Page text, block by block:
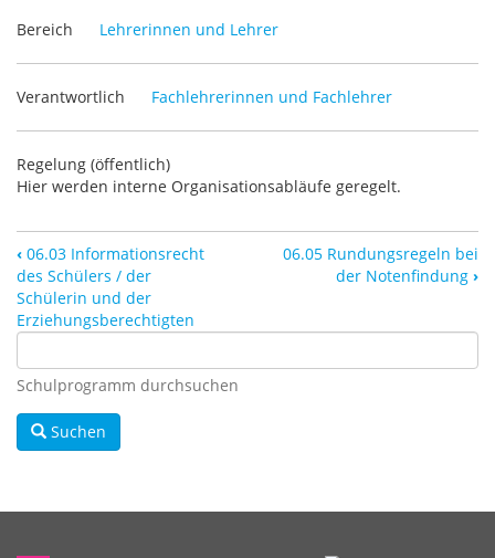
Bereich Lehrerinnen und Lehrer
Verantwortlich Fachlehrerinnen und Fachlehrer
Regelung (öffentlich)
Hier werden interne Organisationsabläufe geregelt.
‹ 06.03 Informationsrecht
des Schülers / der
Schülerin und der
Erziehungsberechtigten
06.05 Rundungsregeln bei
der Notenfindung ›
Schulprogramm durchsuchen
Suchen